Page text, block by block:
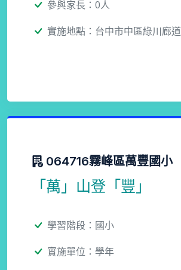
參與家長：0人
實施地點：台中市中區綠川廊道
064716霧峰區萬豐國小
「萬」山登「豐」
學習階段：國小
實施單位：學年